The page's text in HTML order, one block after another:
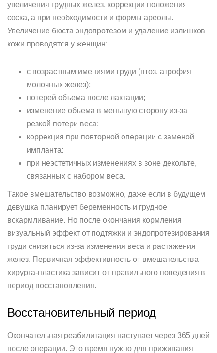
увеличения грудных желез, коррекции положения
соска, а при необходимости и формы ареолы.
Увеличение бюста эндопротезом и удаление излишков
кожи проводятся у женщин:
с возрастным имениями груди (птоз, атрофия
молочных желез);
потерей объема после лактации;
изменение объема в меньшую сторону из-за
резкой потери веса;
коррекция при повторной операции с заменой
импланта;
при неэстетичных изменениях в зоне декольте,
связанных с набором веса.
Такое вмешательство возможно, даже если в будущем
девушка планирует беременность и грудное
вскармливание. Но после окончания кормления
визуальный эффект от подтяжки и эндопротезирования
груди снизиться из-за изменения веса и растяжения
желез. Первичная эффективность от вмешательства
хирурга-пластика зависит от правильного поведения в
период восстановления.
Восстановительный период
Окончательная реабилитация наступает через 365 дней
после операции. Это время нужно для приживания